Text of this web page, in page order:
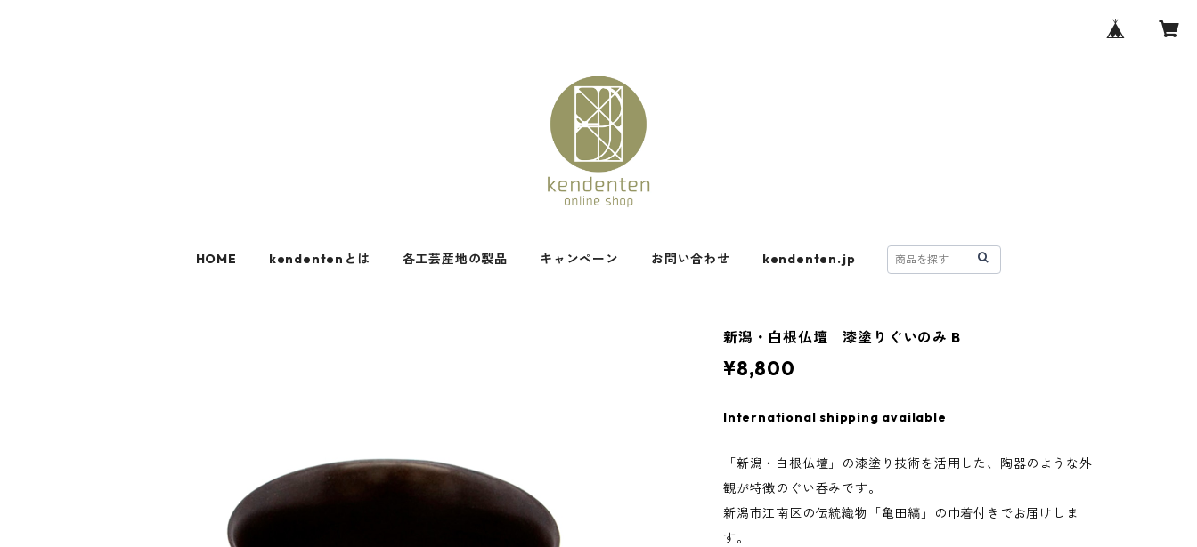
HOME kendentenとは 各工芸産地の製品 キャンペーン お問い合わせ kendenten.jp
新潟・白根仏壇 漆塗りぐいのみ B
¥8,800
International shipping available
「新潟・白根仏壇」の漆塗り技術を活用した、陶器のような外
観が特徴のぐい呑みです。
新潟市江南区の伝統織物「亀田縞」の巾着付きでお届けしま
す。